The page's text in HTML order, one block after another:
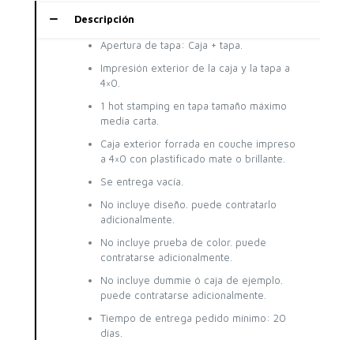
Descripción
Apertura de tapa: Caja + tapa.
Impresión exterior de la caja y la tapa a
4×0.
1 hot stamping en tapa tamaño máximo
media carta.
Caja exterior forrada en couche impreso
a 4×0 con plastificado mate o brillante.
Se entrega vacía.
No incluye diseño. puede contratarlo
adicionalmente.
No incluye prueba de color. puede
contratarse adicionalmente.
No incluye dummie ó caja de ejemplo.
puede contratarse adicionalmente.
Tiempo de entrega pedido mínimo: 20
días.